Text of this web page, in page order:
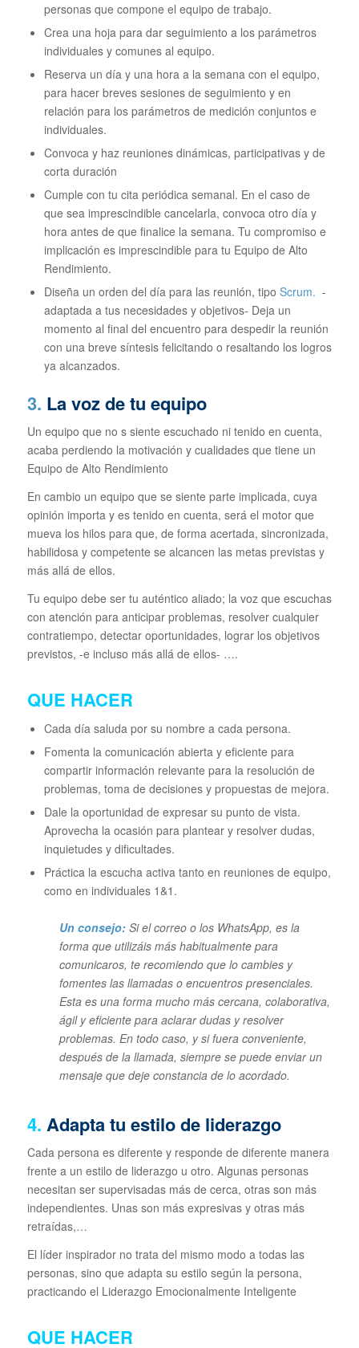
personas que compone el equipo de trabajo.
Crea una hoja para dar seguimiento a los parámetros
individuales y comunes al equipo.
Reserva un día y una hora a la semana con el equipo,
para hacer breves sesiones de seguimiento y en
relación para los parámetros de medición conjuntos e
individuales.
Convoca y haz reuniones dinámicas, participativas y de
corta duración
Cumple con tu cita periódica semanal. En el caso de
que sea imprescindible cancelarla, convoca otro día y
hora antes de que finalice la semana. Tu compromiso e
implicación es imprescindible para tu Equipo de Alto
Rendimiento.
Diseña un orden del día para las reunión, tipo Scrum. -
adaptada a tus necesidades y objetivos- Deja un
momento al final del encuentro para despedir la reunión
con una breve síntesis felicitando o resaltando los logros
ya alcanzados.
3. La voz de tu equipo
Un equipo que no s siente escuchado ni tenido en cuenta,
acaba perdiendo la motivación y cualidades que tiene un
Equipo de Alto Rendimiento
En cambio un equipo que se siente parte implicada, cuya
opinión importa y es tenido en cuenta, será el motor que
mueva los hilos para que, de forma acertada, sincronizada,
habilidosa y competente se alcancen las metas previstas y
más allá de ellos.
Tu equipo debe ser tu auténtico aliado; la voz que escuchas
con atención para anticipar problemas, resolver cualquier
contratiempo, detectar oportunidades, lograr los objetivos
previstos, -e incluso más allá de ellos- ….
QUE HACER
Cada día saluda por su nombre a cada persona.
Fomenta la comunicación abierta y eficiente para
compartir información relevante para la resolución de
problemas, toma de decisiones y propuestas de mejora.
Dale la oportunidad de expresar su punto de vista.
Aprovecha la ocasión para plantear y resolver dudas,
inquietudes y dificultades.
Práctica la escucha activa tanto en reuniones de equipo,
como en individuales 1&1.
Un consejo:Si el correo o los WhatsApp, es la
forma que utilizáis más habitualmente para
comunicaros, te recomiendo que lo cambies y
fomentes las llamadas o encuentros presenciales.
Esta es una forma mucho más cercana, colaborativa,
ágil y eficiente para aclarar dudas y resolver
problemas. En todo caso, y si fuera conveniente,
después de la llamada, siempre se puede enviar un
mensaje que deje constancia de lo acordado.
4. Adapta tu estilo de liderazgo
Cada persona es diferente y responde de diferente manera
frente a un estilo de liderazgo u otro. Algunas personas
necesitan ser supervisadas más de cerca, otras son más
independientes. Unas son más expresivas y otras más
retraídas,…
El líder inspirador no trata del mismo modo a todas las
personas, sino que adapta su estilo según la persona,
practicando el Liderazgo Emocionalmente Inteligente
QUE HACER